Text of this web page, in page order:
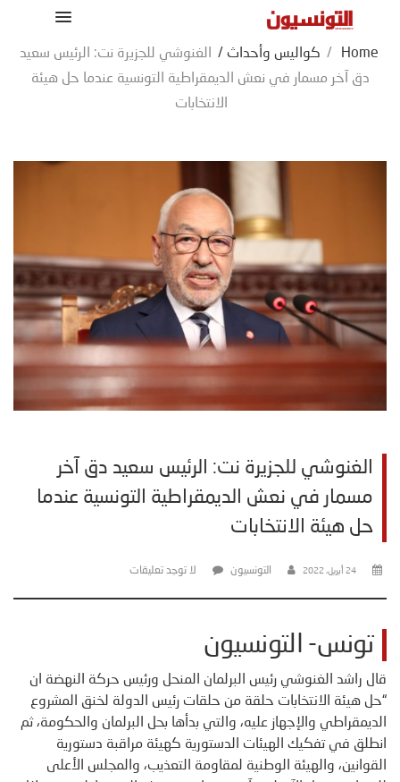
Home
/ كواليس وأحداث /
الغنوشي للجزيرة نت: الرئيس سعيد
دق آخر مسمار في نعش الديمقراطية التونسية عندما حل هيئة
الانتخابات
الغنوشي للجزيرة نت: الرئيس سعيد دق آخر
مسمار في نعش الديمقراطية التونسية عندما
حل هيئة الانتخابات
24 أبريل، 2022 التونسيون لا توجد تعليقات
تونس- التونسيون
قال راشد الغنوشي رئيس البرلمان المنحل ورئيس حركة النهضة ان
“حل هيئة الانتخابات حلقة من حلقات رئيس الدولة لخنق المشروع
الديمقراطي والإجهاز عليه، والتي بدأها بحل البرلمان والحكومة، ثم
انطلق في تفكيك الهيئات الدستورية كهيئة مراقبة دستورية
القوانين، والهيئة الوطنية لمقاومة التعذيب، والمجلس الأعلى